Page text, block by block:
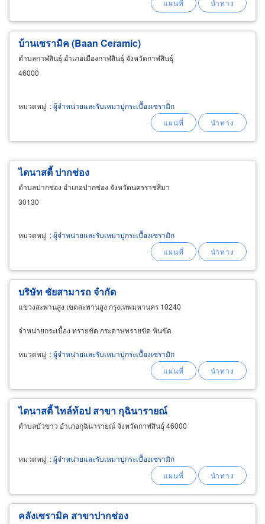
บ้านเซรามิค (Baan Ceramic)
ตำบลกาฬสินธุ์ อำเภอเมืองกาฬสินธุ์ จังหวัดกาฬสินธุ์
46000
หมวดหมู่ :ผู้จำหน่ายและรับเหมาปูกระเบื้องเซรามิก
ไดนาสตี้ ปากช่อง
ตำบลปากช่อง อำเภอปากช่อง จังหวัดนครราชสีมา
30130
หมวดหมู่ :ผู้จำหน่ายและรับเหมาปูกระเบื้องเซรามิก
บริษัท ชัยสามารถ จำกัด
แขวงสะพานสูง เขตสะพานสูง กรุงเทพมหานคร 10240
จำหน่ายกระเบื้อง ทรายขัด กระดาษทรายขัด หินขัด
หมวดหมู่ :ผู้จำหน่ายและรับเหมาปูกระเบื้องเซรามิก
ไดนาสตี้ ไทล์ท้อป สาขา กุฉินารายณ์
ตำบลบัวขาว อำเภอกุฉินารายณ์ จังหวัดกาฬสินธุ์ 46000
หมวดหมู่ :ผู้จำหน่ายและรับเหมาปูกระเบื้องเซรามิก
คลังเซรามิค สาขาปากช่อง